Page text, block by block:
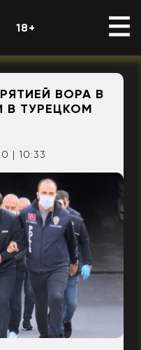
18+
ВОРА В
В ТУРЕЦКОМ
| 10:33